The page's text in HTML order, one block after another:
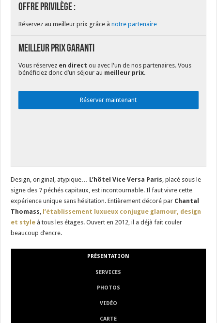
Offre Privilège :
Réservez au meilleur prix grâce ànotre partenaire
Meilleur Prix Garanti
Vous réservez en direct ou avec l'un de nos partenaires. Vous
bénéficiez donc d’un séjour au meilleur prix.
Réserver maintenant
Design, original, atypique… L’hôtel Vice Versa Paris, placé sous le
signe des 7 péchés capitaux, est incontournable. Il faut vivre cette
expérience unique sans hésitation. Entièrement décoré par Chantal
Thomass, l’établissement luxueux conjugue glamour, design
et style à tous les étages. Ouvert en 2012, il a déjà fait couler
beaucoup d’encre.
PRÉSENTATION
SERVICES
PHOTOS
VIDÉO
CARTE